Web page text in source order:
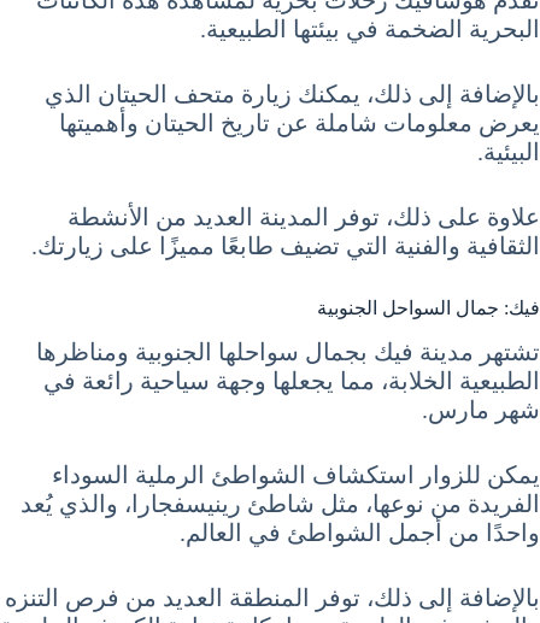
البحرية الضخمة في بيئتها الطبيعية.
بالإضافة إلى ذلك، يمكنك زيارة متحف الحيتان الذي
يعرض معلومات شاملة عن تاريخ الحيتان وأهميتها
البيئية.
علاوة على ذلك، توفر المدينة العديد من الأنشطة
الثقافية والفنية التي تضيف طابعًا مميزًا على زيارتك.
فيك: جمال السواحل الجنوبية
تشتهر مدينة فيك بجمال سواحلها الجنوبية ومناظرها
الطبيعية الخلابة، مما يجعلها وجهة سياحية رائعة في
شهر مارس.
يمكن للزوار استكشاف الشواطئ الرملية السوداء
الفريدة من نوعها، مثل شاطئ رينيسفجارا، والذي يُعد
واحدًا من أجمل الشواطئ في العالم.
بالإضافة إلى ذلك، توفر المنطقة العديد من فرص التنزه